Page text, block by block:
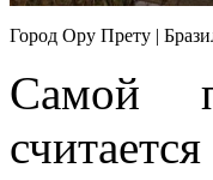
Город Ору Прету |
Самой